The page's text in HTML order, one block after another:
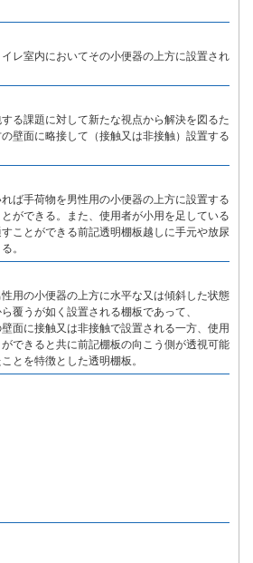
レ室内においてその小便器の上方に設置され
る課題に対して新たな視点から解決を図るた
壁面に略接して（接触又は非接触）設置する
ば手荷物を男性用の小便器の上方に設置する
ができる。また、使用者が小用を足している
ことができる前記透明棚板越しに手元や放尿
。
用の小便器の上方に水平な又は傾斜した状態
覆うが如く設置される棚板であって、
面に接触又は非接触で設置される一方、使用
できると共に前記棚板の向こう側が透視可能
とを特徴とした透明棚板。